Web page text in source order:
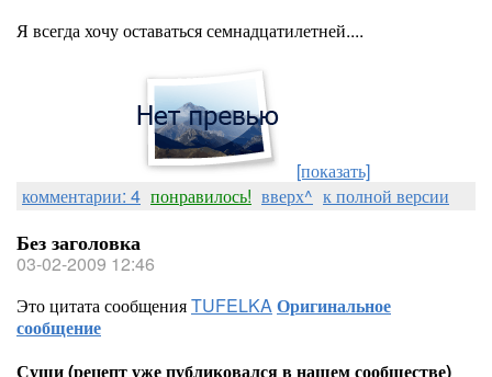
Я всегда хочу оставаться семнадцатилетней....
[показать]
комментарии: 4 понравилось! вверх^ к полной версии
Без заголовка
03-02-2009 12:46
Это цитата сообщенияTUFELKAОригинальное
сообщение
Суши (рецепт уже публиковался в нашем сообществе)